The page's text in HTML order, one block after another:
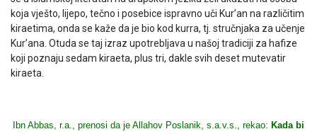
koja vješto, lijepo, tečno i posebice ispravno uči Kur’an na različitim
kiraetima, onda se kaže da je bio kod kurra, tj. stručnjaka za učenje
Kur’ana. Otuda se taj izraz upotrebljava u našoj tradiciji za hafize
koji poznaju sedam kiraeta, plus tri, dakle svih deset mutevatir
kiraeta.
Ibn Abbas, r.a., prenosi da je Allahov Poslanik, s.a.v.s., rekao: Kada bi